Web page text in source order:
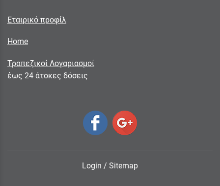
Εταιρικό προφίλ
Home
Τραπεζικοί Λογαριασμοί
έως 24 άτοκες δόσεις
Login / Sitemap